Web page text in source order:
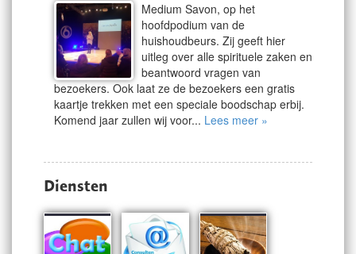
Medium Savon, op het
hoofdpodium van de
huishoudbeurs. Zij geeft hier
uitleg over alle spirituele zaken en
beantwoord vragen van
bezoekers. Ook laat ze de bezoekers een gratis
kaartje trekken met een speciale boodschap erbij.
Komend jaar zullen wij voor... Lees meer »
Diensten